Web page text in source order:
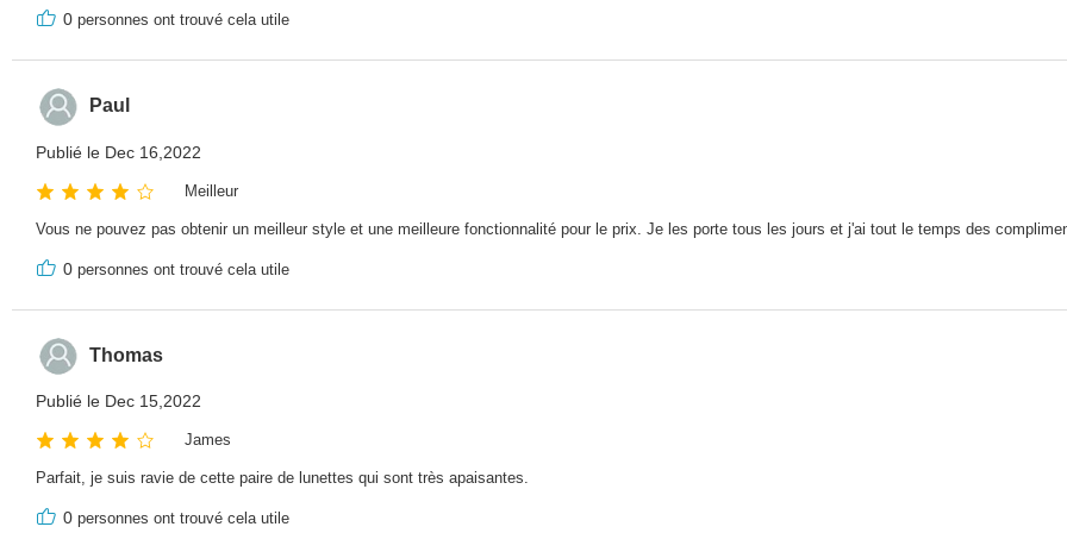
0 personnes ont trouvé cela utile
Paul
Publié le Dec 16,2022
Meilleur
Vous ne pouvez pas obtenir un meilleur style et une meilleure fonctionnalité pour le prix. Je les porte tous les jours et j'ai tout le temps des
0 personnes ont trouvé cela utile
Thomas
Publié le Dec 15,2022
James
Parfait, je suis ravie de cette paire de lunettes qui sont très apaisantes.
0 personnes ont trouvé cela utile